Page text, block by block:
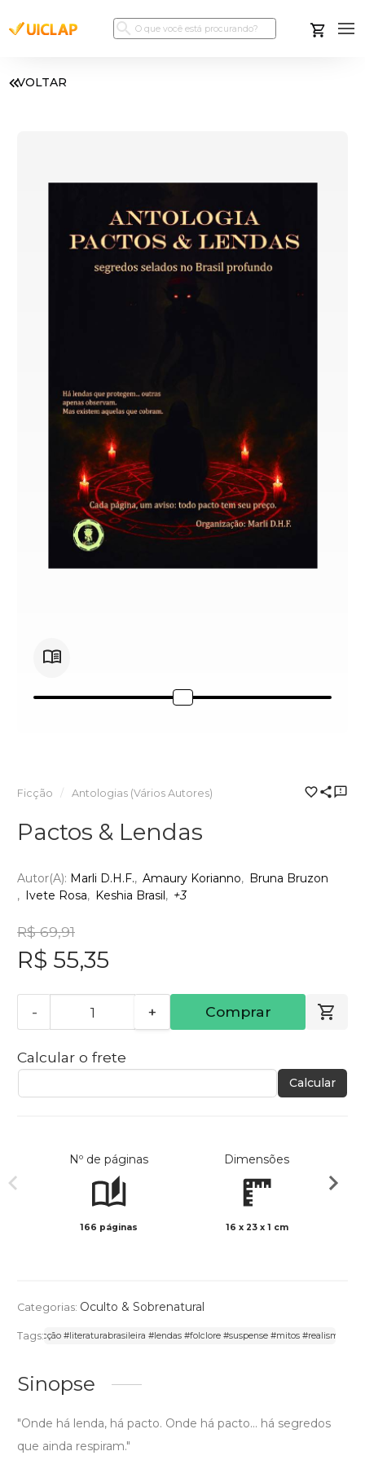
VOLTAR
Ficção Antologias (Vários Autores)
Pactos & Lendas
Autor(a): Marli D.H.F. Amaury Korianno
Bruna Bruzon
Ivete Rosa
Keshia Brasil +3
R$ 69,91
R$ 55,35
- + Comprar
Calcular o frete
Calcular
Nº de páginas
166 páginas
Dimensões
16 x 23 x 1 cm
Categorias: Oculto & Sobrenatural
Tags:#ficção #literaturabrasileira #lendas #folclore #suspense #mitos
Sinopse
"Onde há lenda, há pacto. Onde há pacto... há segredos
que ainda respiram."